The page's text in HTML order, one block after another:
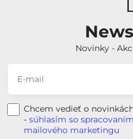
Novinky -
Chcem vedieť o
- súhlasím so
mailového marketingu